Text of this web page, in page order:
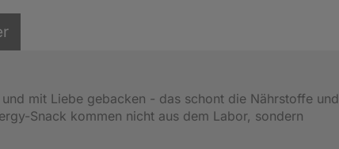
und mit Liebe gebacken - das schont die Nährstoffe und
Snack kommen nicht aus dem Labor, sondern